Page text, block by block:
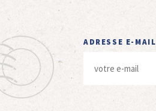
ADRESSE E-MAIL